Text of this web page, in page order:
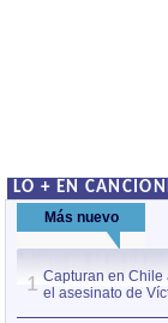
LO + EN
Más nuevo
1 Capturan en Chile
el asesinato de